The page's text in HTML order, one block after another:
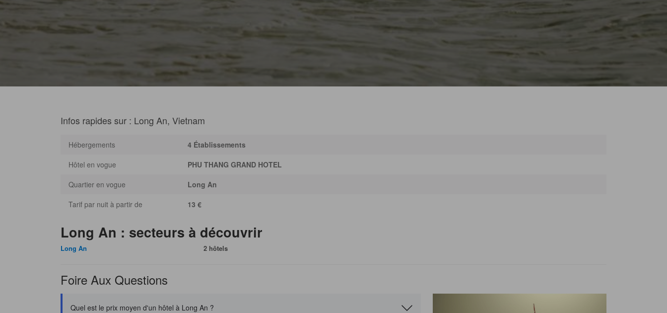
Infos rapides sur : Long An, Vietnam
Hébergements
4 Établissements
Hôtel en vogue
PHU THANG GRAND HOTEL
Quartier en vogue
Long An
Tarif par nuit à partir de
13 €
Long An : secteurs à découvrir
Long An 2 hôtels
Foire Aux Questions
Quel est le prix moyen d'un hôtel à Long An ?